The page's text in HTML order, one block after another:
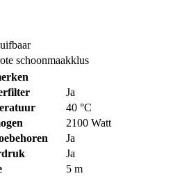
schoonmaakklus
Ja
40 °C
2100 Watt
Ja
Ja
5 m